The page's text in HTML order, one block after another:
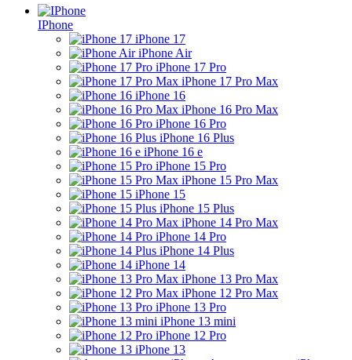
IPhone
iPhone 17
iPhone Air
iPhone 17 Pro
iPhone 17 Pro Max
iPhone 16
iPhone 16 Pro Max
iPhone 16 Pro
iPhone 16 Plus
iPhone 16 e
iPhone 15 Pro
iPhone 15 Pro Max
iPhone 15
iPhone 15 Plus
iPhone 14 Pro Max
iPhone 14 Pro
iPhone 14 Plus
iPhone 14
iPhone 13 Pro Max
iPhone 12 Pro Max
iPhone 13 Pro
iPhone 13 mini
iPhone 12 Pro
iPhone 13